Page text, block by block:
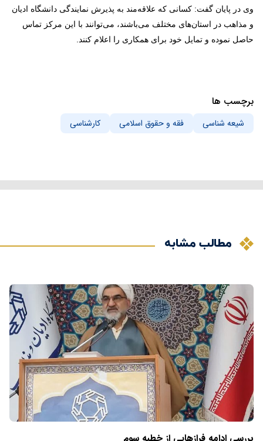
وی در پایان گفت: کسانی که علاقه‌مند به پذیرش نمایندگی دانشگاه‌ ادیان
و مذاهب در استان‌های مختلف می‌باشند، می‌توانند با این مرکز تماس
حاصل نموده و تمایل خود برای همکاری را اعلام کنند.
برچسب ها
شیعه شناسی فقه و حقوق اسلامی کارشناسی
مطالب مشابه
بررسی ادامه فرازهایی از خطبه سوم